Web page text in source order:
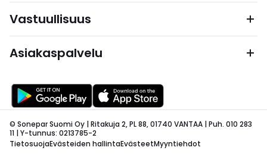
Vastuullisuus
Asiakaspalvelu
© Sonepar Suomi Oy | Ritakuja 2, PL 88, 01740 VANTAA | Puh. 010 283
11 | Y-tunnus: 0213785-2
TietosuojaEvästeiden hallintaEvästeetMyyntiehdot